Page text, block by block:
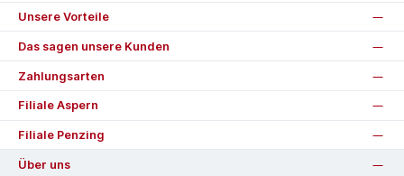
Unsere Vorteile
Das sagen unsere Kunden
Zahlungsarten
Filiale Aspern
Filiale Penzing
Über uns